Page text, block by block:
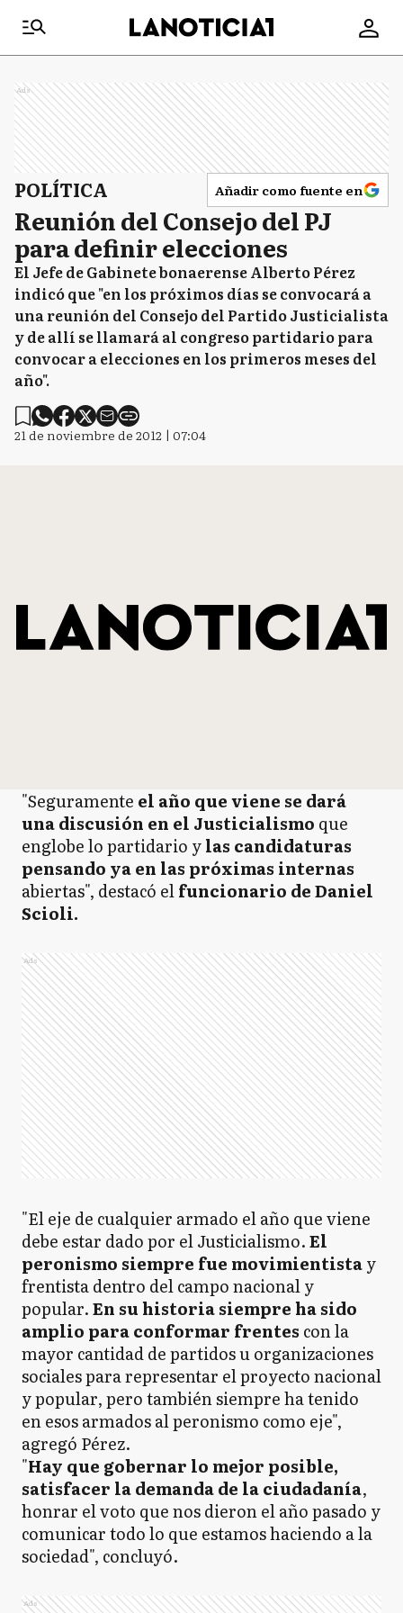
Ads
POLÍTICA Añadir como fuente en
Reunión del Consejo del PJ
para definir elecciones
El Jefe de Gabinete bonaerense Alberto Pérez
indicó que "en los próximos días se convocará a
una reunión del Consejo del Partido Justicialista
y de allí se llamará al congreso partidario para
convocar a elecciones en los primeros meses del
año".
21 de noviembre de 2012 | 07:04
"Seguramente el año que viene se dará
una discusión en el Justicialismo que
englobe lo partidario ylas candidaturas
pensando ya en las próximas internas
abiertas", destacó elfuncionario de Daniel
Scioli.
Ads
"El eje de cualquier armado el año que viene
debe estar dado por el Justicialismo.El
peronismo siempre fue movimientistay
frentista dentro del campo nacional y
popular.En su historia siempre ha sido
amplio para conformar frentes con la
mayor cantidad de partidos u organizaciones
sociales para representar el proyecto nacional
y popular, pero también siempre ha tenido
en esos armados al peronismo como eje",
agregó Pérez.
"Hay que gobernar lo mejor posible,
satisfacer la demanda de la ciudadanía,
honrar el voto que nos dieron el año pasado y
comunicar todo lo que estamos haciendo a la
sociedad", concluyó.
Ads